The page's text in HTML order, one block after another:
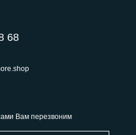
68
Вам перезвоним